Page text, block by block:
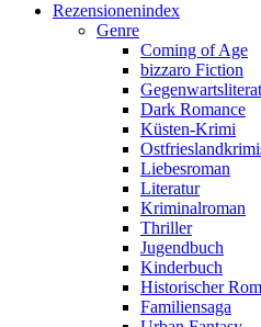
Rezensionenindex
Genre
Coming of Age
bizzaro Fiction
Dark Romance
Küsten-Krimi
Liebesroman
Literatur
Kriminalroman
Thriller
Jugendbuch
Kinderbuch
Historischer
Familiensaga